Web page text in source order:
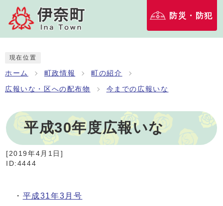
防災・防犯
現在位置
ホーム 町政情報 町の紹介
広報いな・区への配布物 今までの広報いな
平成30年度広報いな
[2019年4月1日]
ID:4444
・ 平成31年3月号